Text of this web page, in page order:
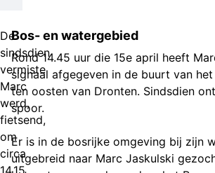
De
sindsdien
vermiste
Marc
werd,
fietsend,
om
circa
14.15
Bos- en watergebied
Rond 14.45 uur die 15e april heeft
signaal afgegeven in de buurt van
ten oosten van Dronten. Sindsdien
spoor.
Er is in de bosrijke omgeving bij zijn
uitgebreid naar Marc Jaskulski